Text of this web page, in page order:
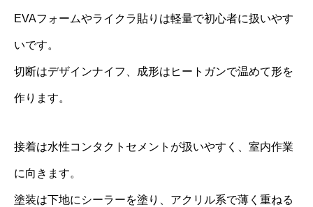
EVAフォームやライクラ貼りは軽量で初心者に扱いやす
いです。
切断はデザインナイフ、成形はヒートガンで温めて形を
作ります。
接着は水性コンタクトセメントが扱いやすく、室内作業
に向きます。
塗装は下地にシーラーを塗り、アクリル系で薄く重ねる